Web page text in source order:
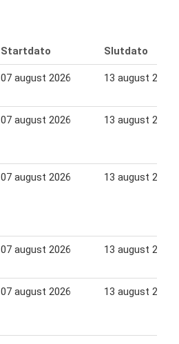
Startdato Slutdato
07 august 2026 13 august 2026
07 august 2026 13 august 2026
07 august 2026 13 august 2026
07 august 2026 13 august 2026
07 august 2026 13 august 2026